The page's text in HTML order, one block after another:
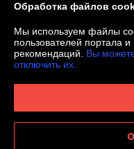
Юридическое лицо:ООО
БЕЛАРУСЬ, БРЕСТСКАЯ
16Б, 225405
Регистрационный орган:
Обработка файлов
Мы используем файлы
пользователей портала
рекомендаций. Вы
отключить их.